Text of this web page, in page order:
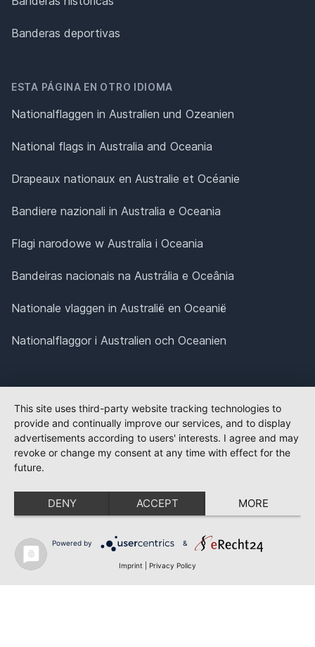
Banderas deportivas
ESTA PÁGINA EN OTRO IDIOMA
Nationalflaggen in Australien und Ozeanien
National flags in Australia and Oceania
Drapeaux nationaux en Australie et Océanie
Bandiere nazionali in Australia e Oceania
Flagi narodowe w Australia i Oceania
Bandeiras nacionais na Austrália e Oceânia
Nationale vlaggen in Australië en Oceanië
Nationalflaggor i Australien och Oceanien
This site uses third-party website tracking technologies to
provide and continually improve our services, and to display
advertisements according to users' interests. I agree and may
revoke or change my consent at any time with effect for the
future.
DENY ACCEPT MORE
Powered by &
Imprint Privacy Policy